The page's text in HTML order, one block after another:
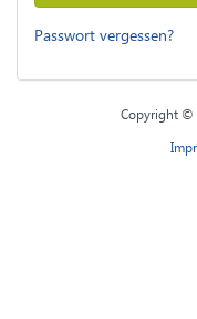
Passwort vergessen?
Copyright ©